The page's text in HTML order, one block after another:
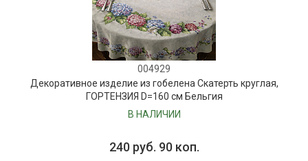
004929
Декоративное изделие из гобелена Скатерть круглая,
ГОРТЕНЗИЯ D=160 см Бельгия
В НАЛИЧИИ
240 руб. 90 коп.